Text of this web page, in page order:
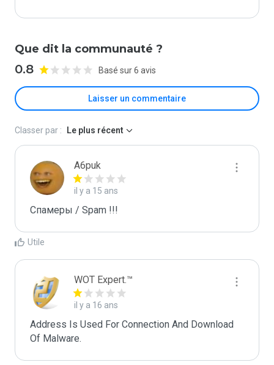
Que dit la communauté ?
0.8 Basé sur 6 avis
Laisser un commentaire
Classer par : Le plus récent
A6puk
il y a 15 ans
Спамеры / Spam !!!
Utile
WOT Expert.™
il y a 16 ans
Address Is Used For Connection And Download
Of Malware.